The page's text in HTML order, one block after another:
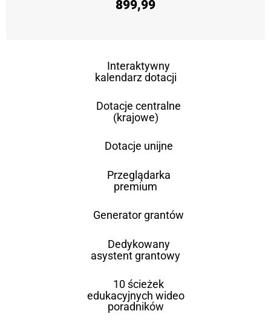
899,99
Interaktywny
kalendarz dotacji
Dotacje centralne
(krajowe)
Dotacje unijne
Przeglądarka
premium
Generator grantów
Dedykowany
asystent grantowy
10 ścieżek
edukacyjnych wideo
poradników